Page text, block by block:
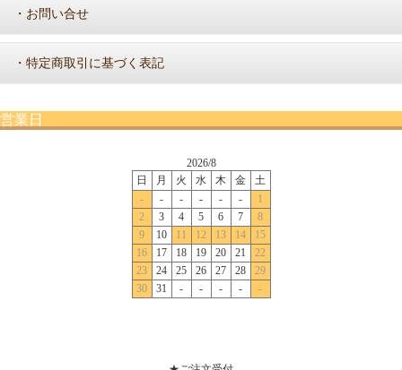
・ お問い合せ
・ 特定商取引に基づく表記
営業日